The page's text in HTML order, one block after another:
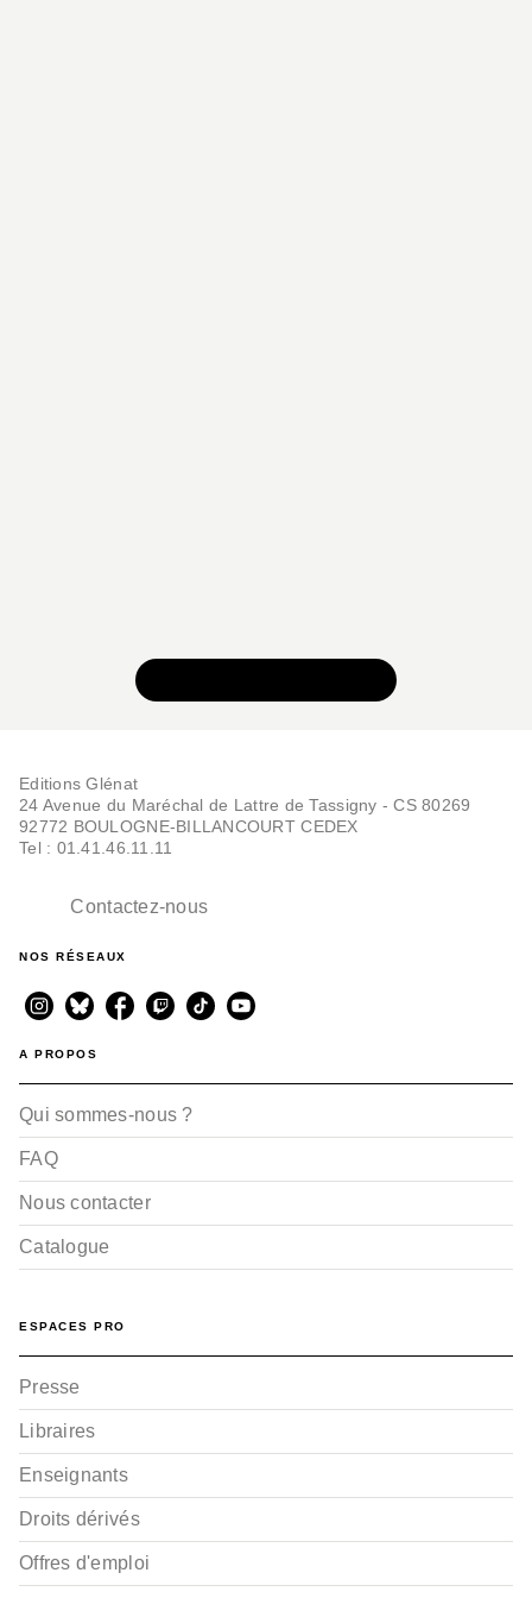
Editions Glénat
24 Avenue du Maréchal de Lattre de Tassigny - CS 80269
92772 BOULOGNE-BILLANCOURT CEDEX
Tel : 01.41.46.11.11
Contactez-nous
NOS RÉSEAUX
A PROPOS
Qui sommes-nous ?
FAQ
Nous contacter
Catalogue
ESPACES PRO
Presse
Libraires
Enseignants
Droits dérivés
Offres d'emploi